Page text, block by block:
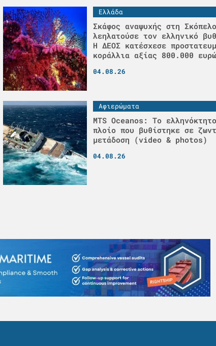
Ελλάδα
Σκάφος αναψυχής στη Σκόπελο
λεηλατούσε τον ελληνικό
H ΔΕΟΣ κατέσχεσε
κοράλλια αξίας 800.000 ευρώ
04.08.26
Αφιερώματα
MTS Oceanos: Το ελληνόκτητο
πλοίο που βυθίστηκε σε
μετάδοση (video & photos)
04.08.26